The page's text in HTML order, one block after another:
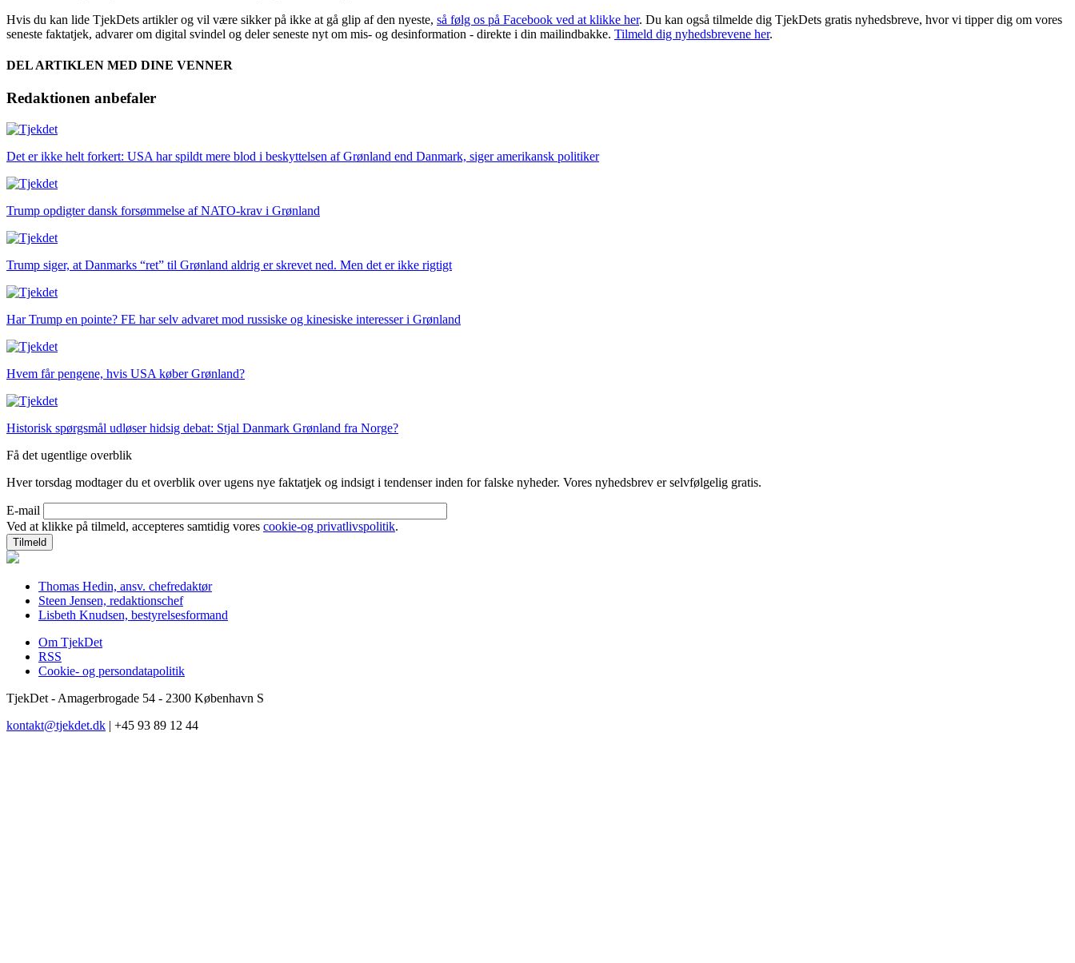
Hvis du kan lide TjekDets artikler og vil være sikker på ikke at gå glip af den nyeste, så følg os på Facebook ved at klikke her. Du kan også tilmelde dig TjekDets gratis nyhedsbreve, hvor vi tipper dig om vores
seneste faktatjek, advarer om digital svindel og deler seneste nyt om mis- og desinformation - direkte i din mailindbakke. Tilmeld dig nyhedsbrevene her.
DEL ARTIKLEN MED DINE VENNER
Redaktionen anbefaler
Det er ikke helt forkert: USA har spildt mere blod i beskyttelsen af Grønland end Danmark, siger amerikansk politiker
Trump opdigter dansk forsømmelse af NATO-krav i Grønland
Trump siger, at Danmarks “ret” til Grønland aldrig er skrevet ned. Men det er ikke rigtigt
Har Trump en pointe? FE har selv advaret mod russiske og kinesiske interesser i Grønland
Hvem får pengene, hvis USA køber Grønland?
Historisk spørgsmål udløser hidsig debat: Stjal Danmark Grønland fra Norge?
Få det ugentlige overblik
Hver torsdag modtager du et overblik over ugens nye faktatjek og indsigt i tendenser inden for falske nyheder. Vores nyhedsbrev er selvfølgelig gratis.
E-mail
Ved at klikke på tilmeld, accepteres samtidig vores cookie-og privatlivspolitik.
Thomas Hedin, ansv. chefredaktør
Steen Jensen, redaktionschef
Lisbeth Knudsen, bestyrelsesformand
Om TjekDet
RSS
Cookie- og persondatapolitik
TjekDet - Amagerbrogade 54 - 2300 København S
kontakt@tjekdet.dk | +45 93 89 12 44